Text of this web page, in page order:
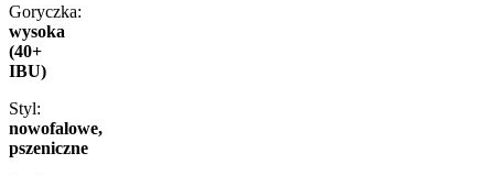
Goryczka:
wysoka
(40+
IBU)
Styl:
nowofalowe,
pszeniczne